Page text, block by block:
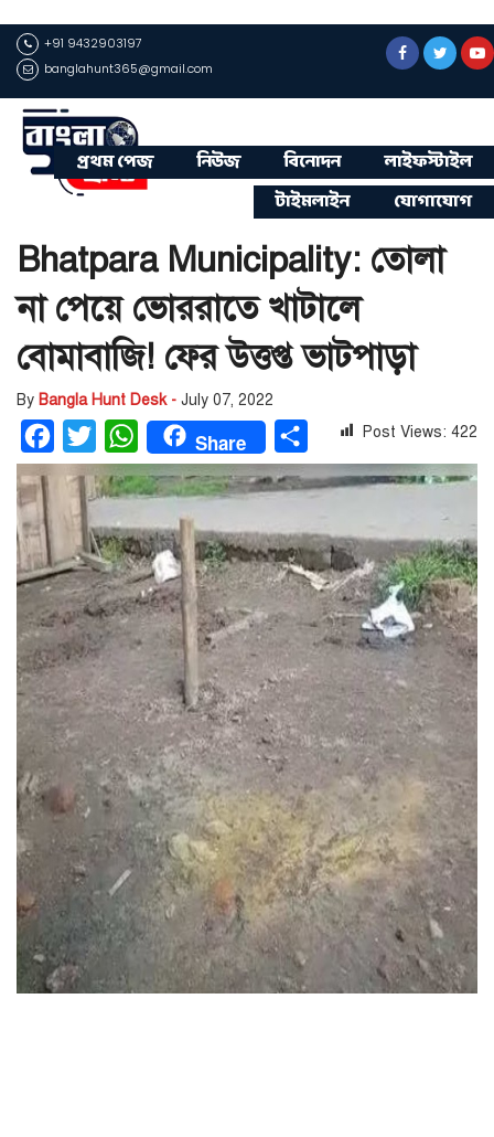
+91 9432903197
banglahunt365@gmail.com
প্রথম পেজ নিউজ বিনোদন
লাইফস্টাইল
টাইমলাইন
যোগাযোগ
Bhatpara Municipality: তোলা
না পেয়ে ভোররাতে খাটালে
বোমাবাজি! ফের উত্তপ্ত ভাটপাড়া
By Bangla Hunt Desk - July 07, 2022
Facebook
Twitter WhatsAppShare Share Post Views: 422